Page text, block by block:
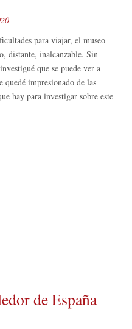
para viajar, el museo
distante, inalcanzable. Sin
que se puede ver a
quedé impresionado de las
hay para investigar sobre este
de España